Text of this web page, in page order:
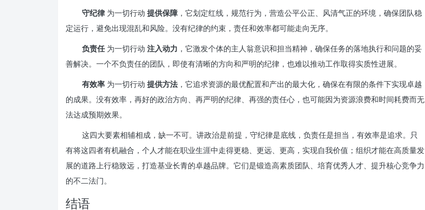
守纪律 为一切行动 提供保障 ，它划定红线，规范行为，营造公平公正、风清气正的环境，确保团队稳
定运行，避免出现混乱和风险。没有纪律的约束，责任和效率都可能走向无序。
负责任 为一切行动 注入动力 ，它激发个体的主人翁意识和担当精神，确保任务的落地执行和问题的妥
善解决。一个不负责任的团队，即使有清晰的方向和严明的纪律，也难以推动工作取得实质性进展。
有效率 为一切行动 提供方法，它追求资源的最优配置和产出的最大化，确保在有限的条件下实现卓越
的成果。没有效率，再好的政治方向、再严明的纪律、再强的责任心，也可能因为资源浪费和时间耗费而无
法达成预期效果。
这四大要素相辅相成，缺一不可。讲政治是前提，守纪律是底线，负责任是担当，有效率是追求。只
有将这四者有机融合，个人才能在职业生涯中走得更稳、更远、更高，实现自我价值；组织才能在高质量发
展的道路上行稳致远，打造基业长青的卓越品牌。它们是锻造高素质团队、培育优秀人才、提升核心竞争力
的不二法门。
结语